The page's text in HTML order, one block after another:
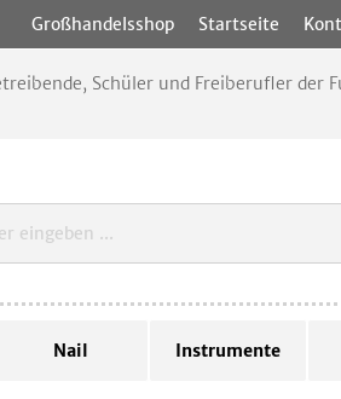
Großhandelsshop Startseite
Schüler und Freiberufler der
Nail Instrumente